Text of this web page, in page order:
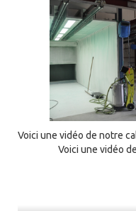
Voici une vidéo de
Voici une vidéo de